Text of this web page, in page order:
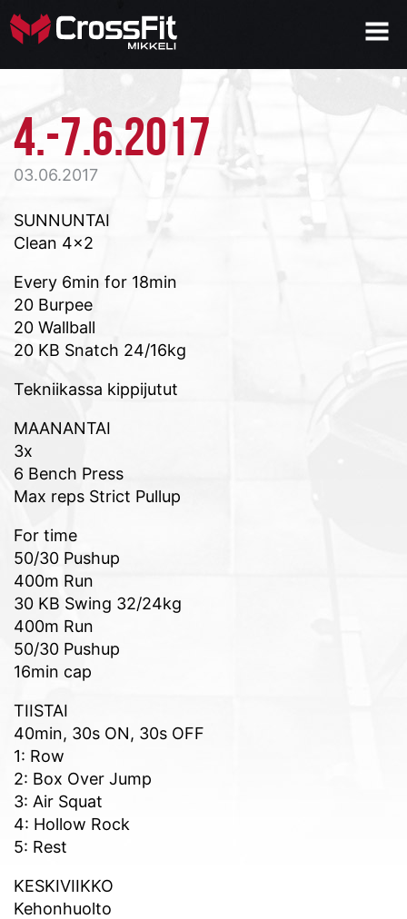
4.-7.6.2017
03.06.2017
SUNNUNTAI
Clean 4×2
Every 6min for 18min
20 Burpee
20 Wallball
20 KB Snatch 24/16kg
Tekniikassa kippijutut
MAANANTAI
3x
6 Bench Press
Max reps Strict Pullup
For time
50/30 Pushup
400m Run
30 KB Swing 32/24kg
400m Run
50/30 Pushup
16min cap
TIISTAI
40min, 30s ON, 30s OFF
1: Row
2: Box Over Jump
3: Air Squat
4: Hollow Rock
5: Rest
KESKIVIIKKO
Kehonhuolto